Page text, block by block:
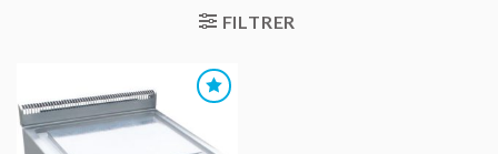
FILTRER
AJOUTER
AU DEVIS